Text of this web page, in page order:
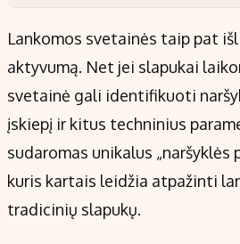
Lankomos svetainės taip pat
aktyvumą. Net jei slapukai
svetainė gali identifikuoti
įskiepį ir kitus techninius
sudaromas unikalus „naršyklės
kuris kartais leidžia atpažinti
tradicinių slapukų.